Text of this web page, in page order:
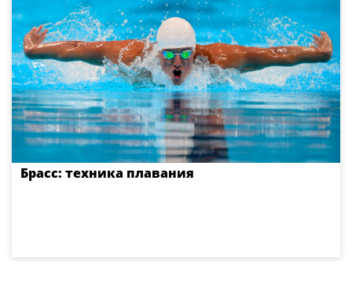
Брасс: техника плавания